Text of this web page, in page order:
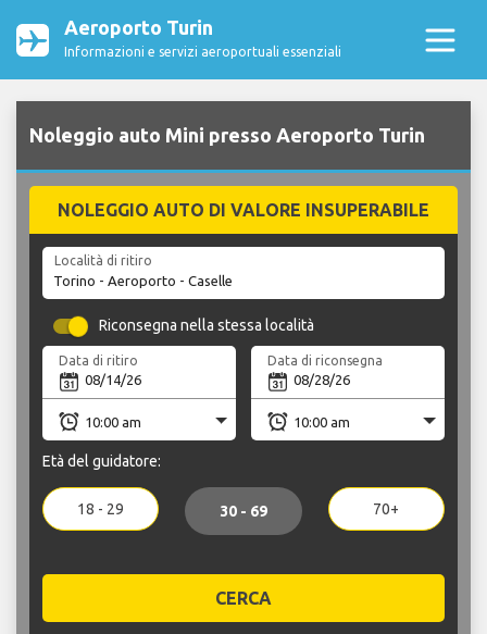
Aeroporto Turin
Informazioni e servizi aeroportuali essenziali
Noleggio auto Mini presso Aeroporto Turin
NOLEGGIO AUTO DI VALORE INSUPERABILE
Località di ritiro
Riconsegna nella stessa località
Data di ritiro Data di riconsegna
Età del guidatore:
18 - 29 30 - 69 70+
CERCA